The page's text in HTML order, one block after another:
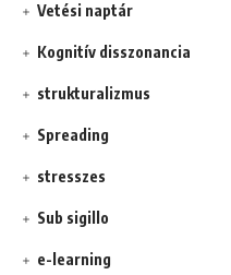
Vetési naptár
Kognitív disszonancia
strukturalizmus
Spreading
stresszes
Sub sigillo
e-learning